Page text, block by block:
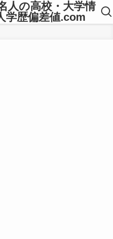
人の高校・大学情
学歴偏差値.com